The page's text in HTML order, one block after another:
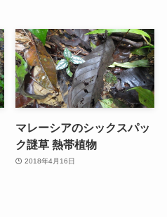
マレーシアのシックスパッ
ク謎草 熱帯植物
2018年4月16日